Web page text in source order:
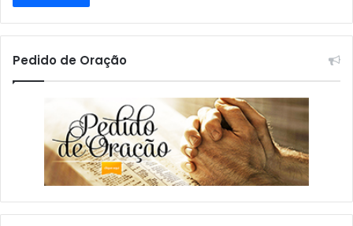
Pedido de Oração